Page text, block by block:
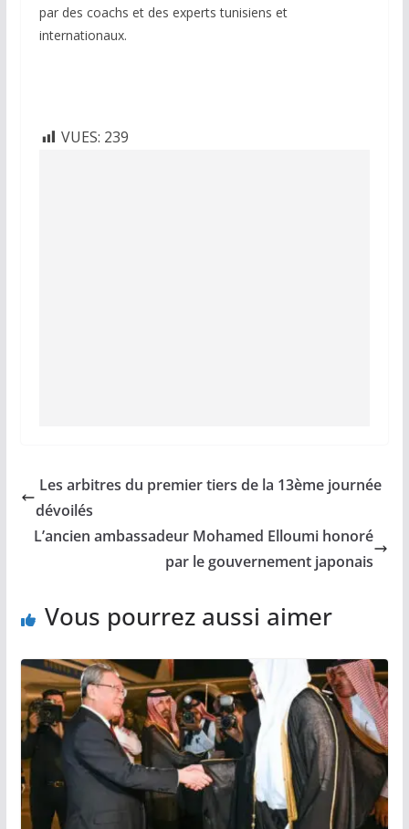
par des coachs et des experts tunisiens et
internationaux.
VUES: 239
Les arbitres du premier tiers de la 13ème journée
dévoilés
L’ancien ambassadeur Mohamed Elloumi honoré
par le gouvernement japonais
Vous pourrez aussi aimer